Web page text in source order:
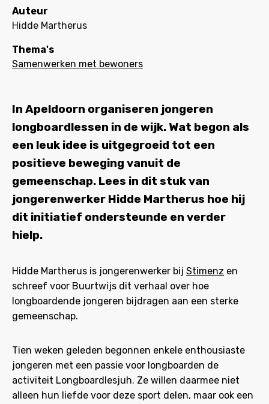
Auteur
Hidde Martherus
Thema's
Samenwerken met bewoners
In Apeldoorn organiseren jongeren
longboardlessen in de wijk. Wat begon als
een leuk idee is uitgegroeid tot een
positieve beweging vanuit de
gemeenschap. Lees in dit stuk van
jongerenwerker Hidde Martherus hoe hij
dit initiatief ondersteunde en verder
hielp.
Hidde Martherus is jongerenwerker bij Stimenz en
schreef voor Buurtwijs dit verhaal over hoe
longboardende jongeren bijdragen aan een sterke
gemeenschap.
Tien weken geleden begonnen enkele enthousiaste
jongeren met een passie voor longboarden de
activiteit Longboardlesjuh. Ze willen daarmee niet
alleen hun liefde voor deze sport delen, maar ook een